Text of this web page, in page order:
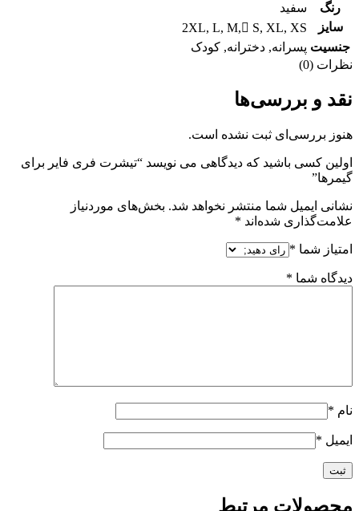
رنگ
سفید
سایز
2XL, L, M, ُS, XL, XS
جنسیت پسرانه, دخترانه, کودک
نظرات (0)
نقد و بررسی‌ها
هنوز بررسی‌ای ثبت نشده است.
اولین کسی باشید که دیدگاهی می نویسد “تیشرت فری فایر برای
گیمرها”
نشانی ایمیل شما منتشر نخواهد شد. بخش‌های موردنیاز
علامت‌گذاری شده‌اند *
امتیاز شما *
دیدگاه شما *
نام *
ایمیل *
محصولات مرتبط